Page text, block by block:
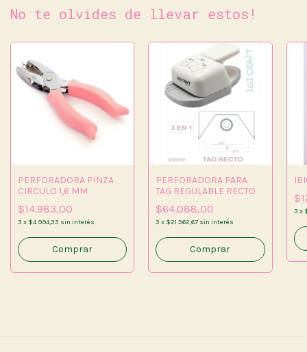
No te olvides de llevar estos!
PERFORADORA PINZA
CIRCULO 1,6 MM
$14.983,00
3 x $4.994,33 sin interés
PERFORADORA PARA
TAG REGULABLE RECTO
$64.088,00
3 x $21.362,67 sin interés
3 x